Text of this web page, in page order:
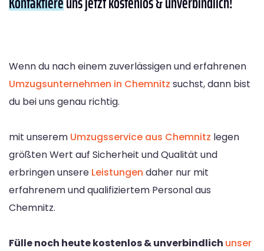
Wenn du nach einem zuverlässigen und erfahrenen
Umzugsunternehmen in Chemnitz suchst, dann bist
du bei uns genau richtig.
mit unserem Umzugsservice aus Chemnitz legen
größten Wert auf Sicherheit und Qualität und
erbringen unsere Leistungen daher nur mit
erfahrenem und qualifiziertem Personal aus
Chemnitz.
Fülle noch heute kostenlos & unverbindlich unser